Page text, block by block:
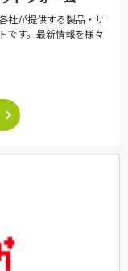
社が提供する製品・サ
です。最新情報を様々